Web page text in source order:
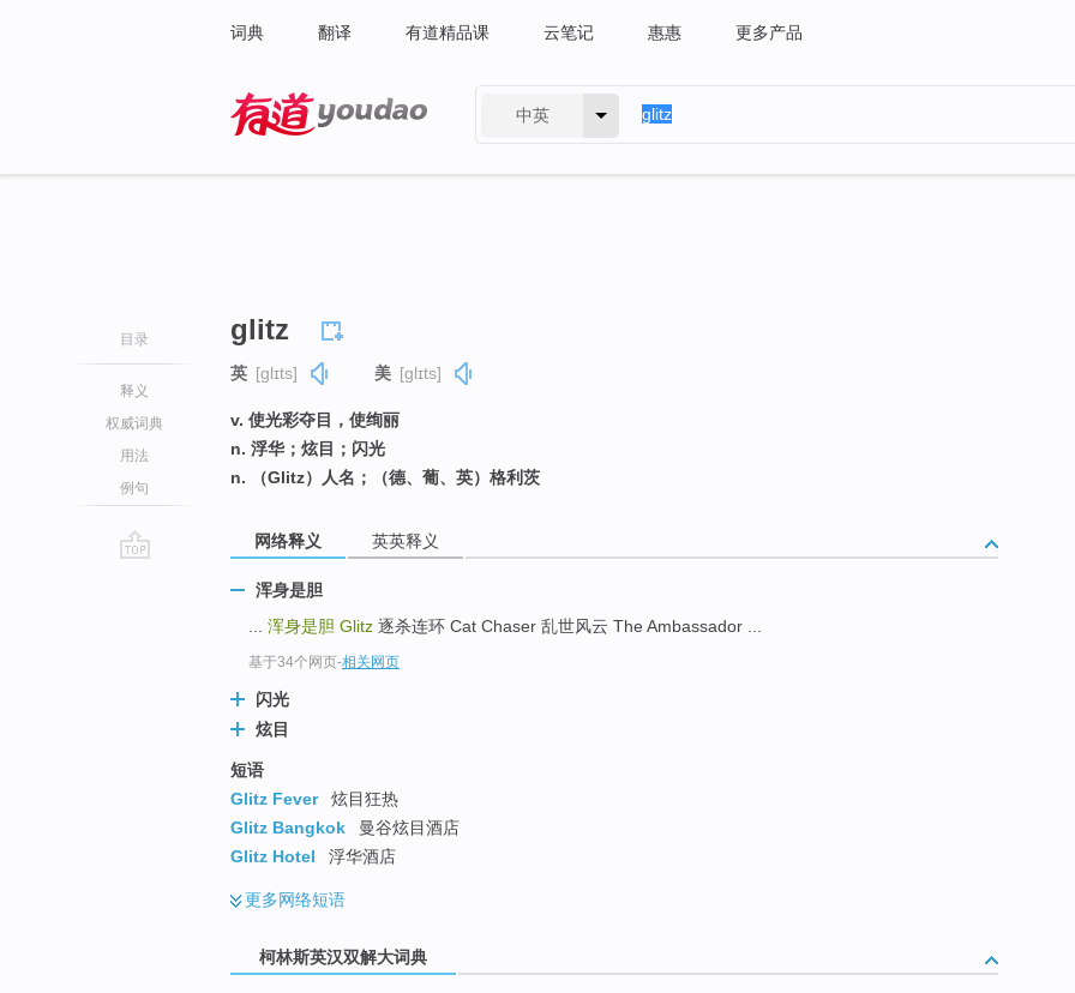
词典 翻译 有道精品课 云笔记 惠惠 更多产品
中英
目录
释义
权威词典
用法
例句
glitz
英 [ɡlɪts] 美 [ɡlɪts]
v. 使光彩夺目，使绚丽
n. 浮华；炫目；闪光
n. （Glitz）人名；（德、葡、英）格利茨
网络释义 英英释义
浑身是胆
浑身是胆 Glitz 逐杀连环 Cat Chaser 乱世风云 The Ambassador ...
基于34个网页-相关网页
闪光
炫目
短语
Glitz Fever
炫目狂热
Glitz Bangkok
曼谷炫目酒店
Glitz Hotel
浮华酒店
更多网络短语
柯林斯英汉双解大词典